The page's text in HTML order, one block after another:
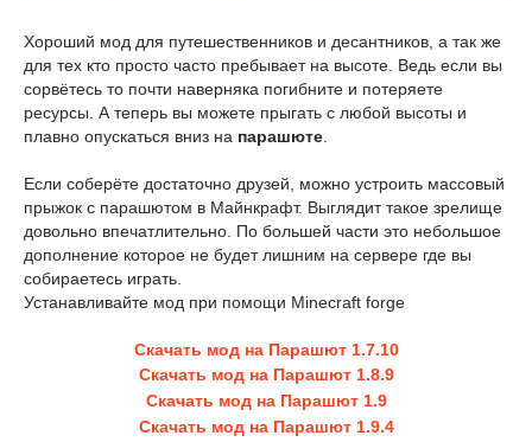
Хороший мод для путешественников и десантников, а так же
для тех кто просто часто пребывает на высоте. Ведь если вы
сорвётесь то почти наверняка погибните и потеряете
ресурсы. А теперь вы можете прыгать с любой высоты и
плавно опускаться вниз на парашюте
Если соберёте достаточно друзей, можно устроить массовый
прыжок с парашютом в Майнкрафт. Выглядит такое зрелище
довольно впечатлительно. По большей части это небольшое
дополнение которое не будет лишним на сервере где вы
собираетесь играть.
Устанавливайте мод при помощи Minecraft forge
Скачать мод на Парашют 1.7.10
Скачать мод на Парашют 1.8.9
Скачать мод на Парашют 1.9
Скачать мод на Парашют 1.9.4